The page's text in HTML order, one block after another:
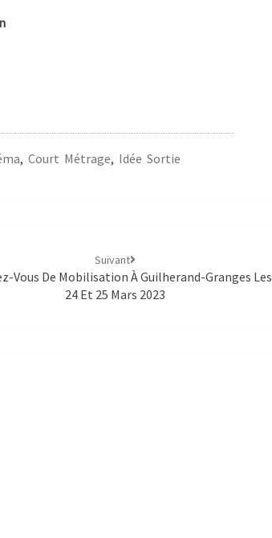
, Court Métrage, Idée Sortie
Suivant
Vous De Mobilisation À Guilherand-Granges Les
24 Et 25 Mars 2023